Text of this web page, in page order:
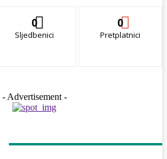
0
Sljedbenici
0
Pretplatnici
- Advertisement -